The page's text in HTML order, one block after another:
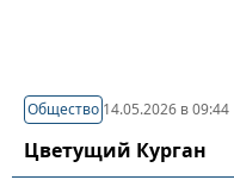
Общество 14.05.2026 в 09:44
Цветущий Курган